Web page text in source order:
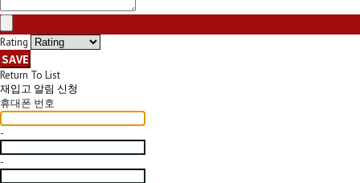
Rating
SAVE
Return To List
재입고 알림 신청
휴대폰 번호
-
-